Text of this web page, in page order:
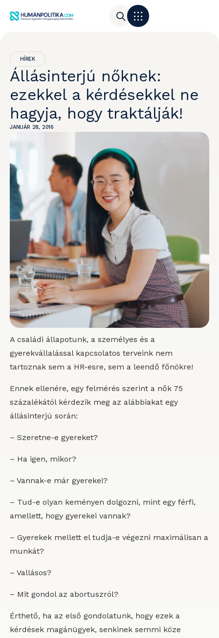
HÍREK
Állásinterjú nőknek:
ezekkel a kérdésekkel ne
hagyja, hogy traktálják!
JANUÁR 28, 2016
A családi állapotunk, a személyes és a
gyerekvállalással kapcsolatos terveink nem
tartoznak sem a HR-esre, sem a leendő főnökre!
Ennek ellenére, egy felmérés szerint a nők 75
százalékától kérdezik meg az alábbiakat egy
állásinterjú során:
– Szeretne-e gyereket?
– Ha igen, mikor?
– Vannak-e már gyerekei?
– Tud-e olyan keményen dolgozni, mint egy férfi,
amellett, hogy gyerekei vannak?
– Gyerekek mellett el tudja-e végezni maximálisan a
munkát?
– Vallásos?
– Mit gondol az abortuszról?
Érthető, ha az első gondolatunk, hogy ezek a
kérdések magánügyek, senkinek semmi köze